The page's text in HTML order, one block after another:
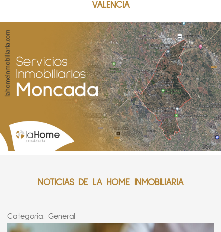
VALENCIA
NOTICIAS DE LA HOME INMOBILIARIA
Categoría: General